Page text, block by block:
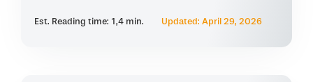
Est. Reading time: 1,4 min. Updated: April 29, 2026